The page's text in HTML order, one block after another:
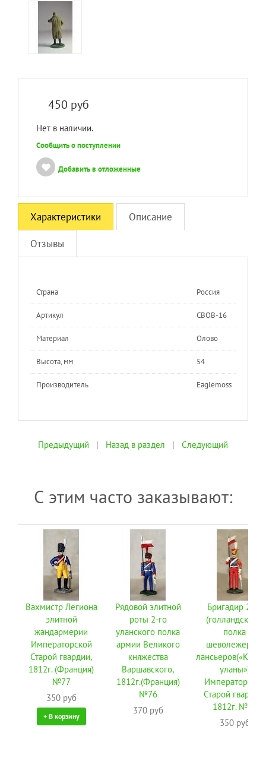
450 руб
Нет в наличии.
Сообщить о поступлении
Добавить в отложенные
Характеристики Описание
Отзывы
Страна Россия
Артикул СВОВ-16
Материал Олово
Высота, мм 54
Производитель Eaglemoss
Предыдущий | Назад в раздел | Следующий
С этим часто заказывают:
Вахмистр Легиона
элитной
жандармерии
Императорской
Старой гвардии,
1812г. (Франция)
№77
350 руб
+ В корзину
Рядовой элитной
роты 2-го
уланского полка
армии Великого
княжества
Варшавского,
1812г.(Франция)
№76
370 руб
Бригадир 2-го
(голландского)
полка
шеволежеров-
уланы»)
Императорской
Старой гвардии,
1812г. №72
350 руб